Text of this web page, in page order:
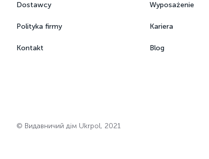
Dostawcy
Polityka firmy
Kontakt
Wyposażenie
Kariera
Blog
© Видавничий дім Ukrpol, 2021